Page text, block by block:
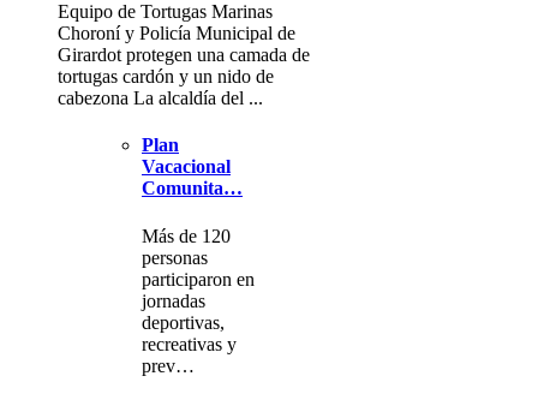
Equipo de Tortugas Marinas
Choroní y Policía Municipal de
Girardot protegen una camada de
tortugas cardón y un nido de
cabezona La alcaldía del ...
Plan
Vacacional
Comunita…
Más de 120
personas
participaron en
jornadas
deportivas,
recreativas y
prev…